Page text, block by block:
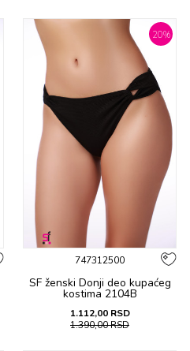
20%
747312500
SF ženski Donji deo kupaćeg
kostima 2104B
1.112,00 RSD
1.390,00RSD